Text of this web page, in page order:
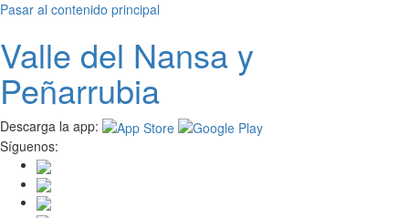
Pasar al contenido principal
Valle del Nansay
Peñarrubia
Descarga la app:
Síguenos: